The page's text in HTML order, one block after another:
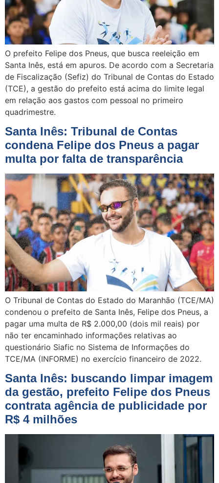
O prefeito Felipe dos Pneus, que busca reeleição em
Santa Inês, está em apuros. De acordo com a Secretaria
de Fiscalização (Sefiz) do Tribunal de Contas do Estado
(TCE), a gestão do prefeito está acima do limite legal
em relação aos gastos com pessoal no primeiro
quadrimestre.
Santa Inês: Tribunal de Contas
condena Felipe dos Pneus a pagar
multa por falta de transparência
O Tribunal de Contas do Estado do Maranhão (TCE/MA)
condenou o prefeito de Santa Inês, Felipe dos Pneus, a
pagar uma multa de R$ 2.000,00 (dois mil reais) por
não ter encaminhado informações relativas ao
questionário Siafic no Sistema de Informações do
TCE/MA (INFORME) no exercício financeiro de 2022.
Santa Inês: buscando limpar imagem
da gestão, prefeito Felipe dos Pneus
contrata agência de publicidade por
R$ 4 milhões